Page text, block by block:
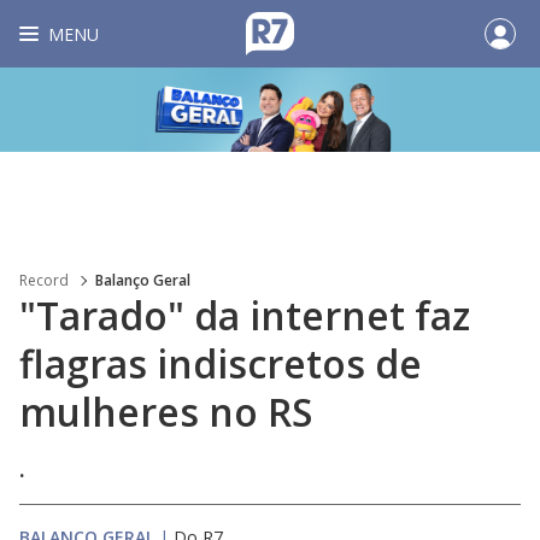
MENU
Record Balanço Geral
"Tarado" da internet faz
flagras indiscretos de
mulheres no RS
.